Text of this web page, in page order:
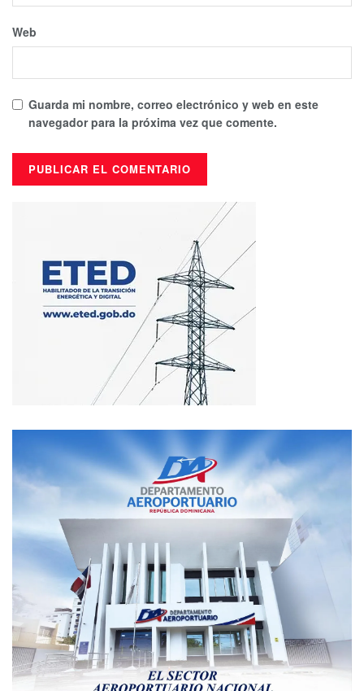
Web
Guarda mi nombre, correo electrónico y web en este
navegador para la próxima vez que comente.